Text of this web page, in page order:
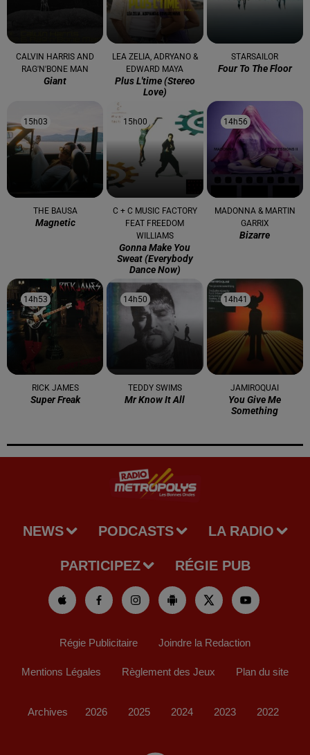
CALVIN HARRIS AND
RAG'N'BONE MAN
Giant
LEA ZELIA, ADRYANO &
EDWARD MAYA
Plus L'time (stereo
Love)
STARSAILOR
Four To The Floor
15h03
15h03
THE BAUSA
Magnetic
15h00
15h00
C + C MUSIC FACTORY
FEAT FREEDOM
WILLIAMS
Gonna Make You
Sweat (everybody
Dance Now)
14h56
14h56
MADONNA & MARTIN
GARRIX
Bizarre
14h53
14h53
RICK JAMES
Super Freak
14h50
14h50
TEDDY SWIMS
Mr Know It All
14h41
14h41
JAMIROQUAI
You Give Me
Something
NEWS PODCASTS LA RADIO
PARTICIPEZ RÉGIE PUB
Régie Publicitaire Joindre la Redaction
Mentions Légales Règlement des Jeux Plan du site
Archives 2026 2025 2024 2023 2022